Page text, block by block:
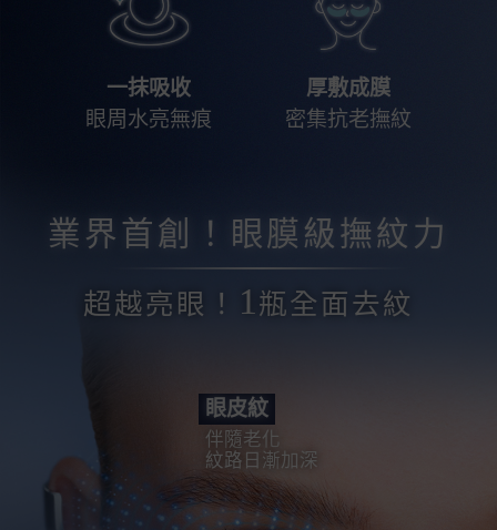
一抹吸收
眼周水亮無痕
厚敷成膜
密集抗老撫紋
業界首創！眼膜級撫紋力
超越亮眼！ 1 瓶全面去紋
眼皮紋
伴隨老化
紋路日漸加深